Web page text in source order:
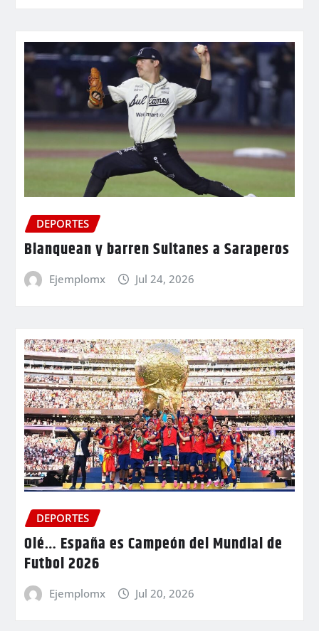
DEPORTES
Blanquean y barren Sultanes a Saraperos
Ejemplomx Jul 24, 2026
DEPORTES
Olé… España es Campeón del Mundial de
Futbol 2026
Ejemplomx Jul 20, 2026